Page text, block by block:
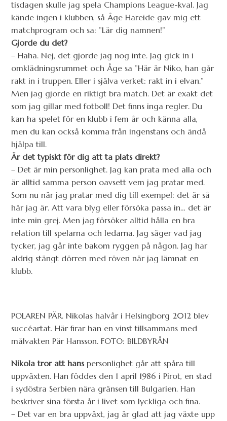
tisdagen skulle jag spela Champions League-kval. Jag
kände ingen i klubben, så Åge Hareide gav mig ett
matchprogram och sa: ”Lär dig namnen!”
Gjorde du det?
– Haha. Nej, det gjorde jag nog inte. Jag gick in i
omklädningsrummet och Åge sa ”Här är Niko, han går
rakt in i truppen. Eller i själva verket: rakt in i elvan.”
Men jag gjorde en riktigt bra match. Det är exakt det
som jag gillar med fotboll! Det finns inga regler. Du
kan ha spelet för en klubb i fem år och känna alla,
men du kan också komma från ingenstans och ändå
hjälpa till.
Är det typiskt för dig att ta plats direkt?
– Det är min personlighet. Jag kan prata med alla och
är alltid samma person oavsett vem jag pratar med.
Som nu när jag pratar med dig till exempel: det är så
här jag är. Att vara blyg eller försöka passa in… det är
inte min grej. Men jag försöker alltid hålla en bra
relation till spelarna och ledarna. Jag säger vad jag
tycker, jag går inte bakom ryggen på någon. Jag har
aldrig stängt dörren med röven när jag lämnat en
klubb.
POLAREN PÄR. Nikolas halvår i Helsingborg 2012 blev
succéartat. Här firar han en vinst tillsammans med
målvakten Pär Hansson. FOTO: BILDBYRÅN
Nikola tror att hanspersonlighet går att spåra till
uppväxten. Han föddes den 1 april 1986 i Pirot, en stad
i sydöstra Serbien nära gränsen till Bulgarien. Han
beskriver sina första år i livet som lyckliga och fina.
– Det var en bra uppväxt, jag är glad att jag växte upp